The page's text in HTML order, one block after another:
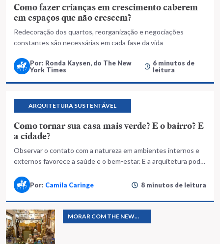
Como fazer crianças em crescimento caberem
em espaços que não crescem?
Redecoração dos quartos, reorganização e negociações
constantes são necessárias em cada fase da vida
Por: Ronda Kaysen, do The New
York Times
6 minutos de
leitura
ARQUITETURA SUSTENTÁVEL
Como tornar sua casa mais verde? E o bairro? E
a cidade?
Observar o contato com a natureza em ambientes internos e
externos favorece a saúde e o bem-estar. E a arquitetura pode
Por: Camila Caringe 8 minutos de leitura
MORAR COM THE NEW